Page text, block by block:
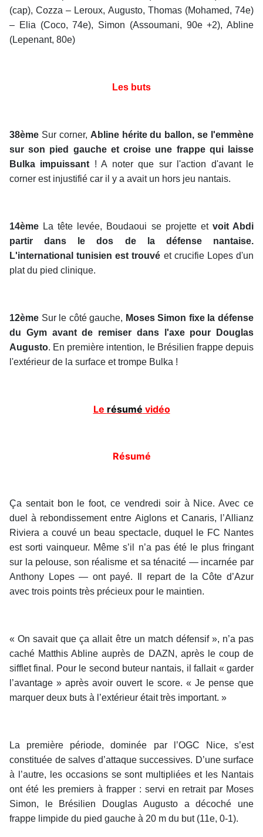
(cap), Cozza – Leroux, Augusto, Thomas (Mohamed, 74e)
– Elia (Coco, 74e), Simon (Assoumani, 90e +2), Abline
(Lepenant, 80e)
Les buts
38ème Sur corner, Abline hérite du ballon, se l'emmène
sur son pied gauche et croise une frappe qui laisse
Bulka impuissant ! A noter que sur l'action d'avant le
corner est injustifié car il y a avait un hors jeu nantais.
14ème La tête levée, Boudaoui se projette et voit Abdi
partir dans le dos de la défense nantaise.
L'international tunisien est trouvé et crucifie Lopes d'un
plat du pied clinique.
12ème Sur le côté gauche, Moses Simon fixe la défense
du Gym avant de remiser dans l'axe pour Douglas
Augusto. En première intention, le Brésilien frappe depuis
l'extérieur de la surface et trompe Bulka !
Le résumé vidéo
Résumé
Ça sentait bon le foot, ce vendredi soir à Nice. Avec ce
duel à rebondissement entre Aiglons et Canaris, l’Allianz
Riviera a couvé un beau spectacle, duquel le FC Nantes
est sorti vainqueur. Même s’il n’a pas été le plus fringant
sur la pelouse, son réalisme et sa ténacité — incarnée par
Anthony Lopes — ont payé. Il repart de la Côte d’Azur
avec trois points très précieux pour le maintien.
« On savait que ça allait être un match défensif », n’a pas
caché Matthis Abline auprès de DAZN, après le coup de
sifflet final. Pour le second buteur nantais, il fallait « garder
l’avantage » après avoir ouvert le score. « Je pense que
marquer deux buts à l’extérieur était très important. »
La première période, dominée par l’OGC Nice, s’est
constituée de salves d’attaque successives. D’une surface
à l’autre, les occasions se sont multipliées et les Nantais
ont été les premiers à frapper : servi en retrait par Moses
Simon, le Brésilien Douglas Augusto a décoché une
frappe limpide du pied gauche à 20 m du but (11e, 0-1).